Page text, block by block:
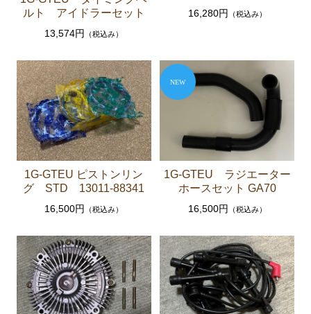
ブレーキパーツ（マスターシリンダー リペアキッ
ト ホース など）
クラッチパーツ（マスターシリンダー クラッチレリ
ーズシリンダー オーバーホールキット など）
ステアリングパーツ（ピットマンアーム アイドラー
アーム タイロッドエンド など）
足回りパーツ（アッパーマウント ベアリング ボー
ルジョイント ブッシュ類 など）
燃料パーツ（ポンプ フィルター ダンパー センダ
ーゲージなど）
駆動パーツ（センターサポートベアリング ドライブ
エアコン ヒーター関係
ラベル
マークⅡ クレスタ チェイサー GX71 MX71
ルト アイドラーセット
13,574円 （税込み）
16,280円 （税込み）
1G-GTEU ピストンリン
グ STD 13011-88341
16,500円 （税込み）
1G-GTEU ラジエーター
ホースセット GA70
16,500円 （税込み）